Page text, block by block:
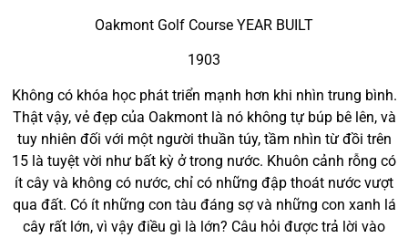
Oakmont Golf Course YEAR BUILT
1903
Không có khóa học phát triển mạnh hơn khi nhìn trung bình.
Thật vậy, vẻ đẹp của Oakmont là nó không tự búp bê lên, và
tuy nhiên đối với một người thuần túy, tầm nhìn từ đồi trên
15 là tuyệt vời như bất kỳ ở trong nước. Khuôn cảnh rỗng có
ít cây và không có nước, chỉ có những đập thoát nước vượt
qua đất. Có ít những con tàu đáng sợ và những con xanh lá
cây rất lớn, vì vậy điều gì là lớn? Câu hỏi được trả lời vào